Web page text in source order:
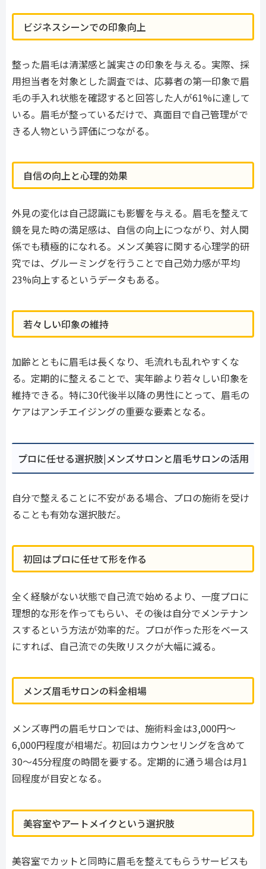
ビジネスシーンでの印象向上
整った眉毛は清潔感と誠実さの印象を与える。実際、採
用担当者を対象とした調査では、応募者の第一印象で眉
毛の手入れ状態を確認すると回答した人が61%に達して
いる。眉毛が整っているだけで、真面目で自己管理がで
きる人物という評価につながる。
自信の向上と心理的効果
外見の変化は自己認識にも影響を与える。眉毛を整えて
鏡を見た時の満足感は、自信の向上につながり、対人関
係でも積極的になれる。メンズ美容に関する心理学的研
究では、グルーミングを行うことで自己効力感が平均
23%向上するというデータもある。
若々しい印象の維持
加齢とともに眉毛は長くなり、毛流れも乱れやすくな
る。定期的に整えることで、実年齢より若々しい印象を
維持できる。特に30代後半以降の男性にとって、眉毛の
ケアはアンチエイジングの重要な要素となる。
プロに任せる選択肢|メンズサロンと眉毛サロンの活用
自分で整えることに不安がある場合、プロの施術を受け
ることも有効な選択肢だ。
初回はプロに任せて形を作る
全く経験がない状態で自己流で始めるより、一度プロに
理想的な形を作ってもらい、その後は自分でメンテナン
スするという方法が効率的だ。プロが作った形をベース
にすれば、自己流での失敗リスクが大幅に減る。
メンズ眉毛サロンの料金相場
メンズ専門の眉毛サロンでは、施術料金は3,000円〜
6,000円程度が相場だ。初回はカウンセリングを含めて
30〜45分程度の時間を要する。定期的に通う場合は月1
回程度が目安となる。
美容室やアートメイクという選択肢
美容室でカットと同時に眉毛を整えてもらうサービスも